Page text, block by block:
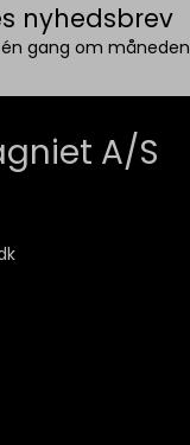
nyhedsbrev
gang om måneden
A/S